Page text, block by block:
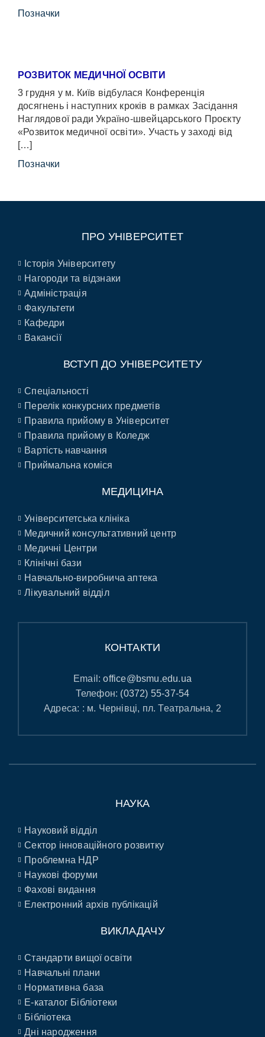
Позначки
РОЗВИТОК МЕДИЧНОЇ ОСВІТИ
3 грудня у м. Київ відбулася Конференція
досягнень і наступних кроків в рамках Засідання
Наглядової ради Україно-швейцарського Проєкту
«Розвиток медичної освіти». Участь у заході від
[…]
Позначки
ПРО УНІВЕРСИТЕТ
Історія Університету
Нагороди та відзнаки
Адміністрація
Факультети
Кафедри
Вакансії
ВСТУП ДО УНІВЕРСИТЕТУ
Спеціальності
Перелік конкурсних предметів
Правила прийому в Університет
Правила прийому в Коледж
Вартість навчання
Приймальна коміся
МЕДИЦИНА
Університетська клініка
Медичний консультативний центр
Медичні Центри
Клінічні бази
Навчально-виробнича аптека
Лікувальний відділ
КОНТАКТИ
Email:office@bsmu.edu.ua
Телефон: (0372) 55-37-54
Адреса: : м. Чернівці, пл. Театральна, 2
НАУКА
Науковий відділ
Сектор інноваційного розвитку
Проблемна НДР
Наукові форуми
Фахові видання
Електронний архів публікацій
ВИКЛАДАЧУ
Стандарти вищої освіти
Навчальні плани
Нормативна база
E-каталог Бібліотеки
Бібліотека
Дні народження